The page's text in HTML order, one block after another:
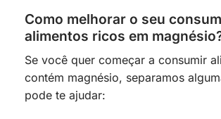
Como melhorar o seu
alimentos ricos em
Se você quer começar a consumir
contém magnésio, separamos
pode te ajudar: